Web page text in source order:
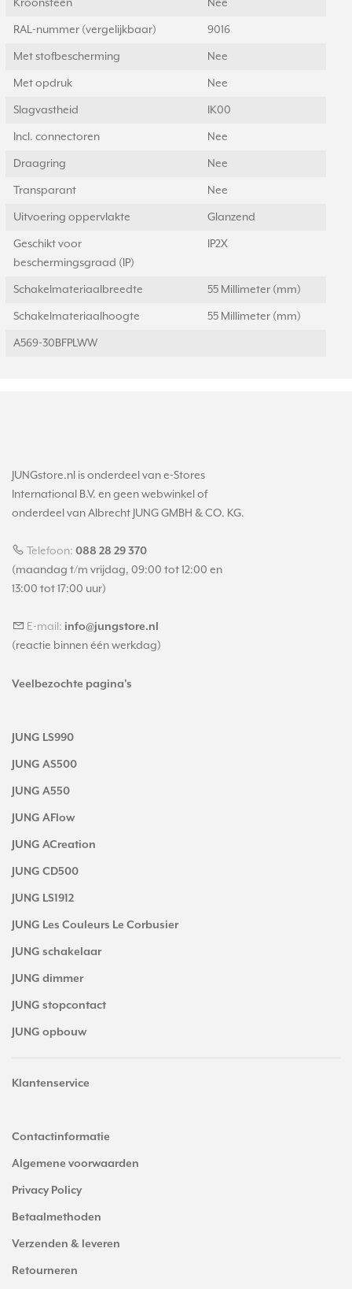
Kroonsteen Nee
RAL-nummer (vergelijkbaar) 9016
Met stofbescherming Nee
Met opdruk Nee
Slagvastheid IK00
Incl. connectoren Nee
Draagring Nee
Transparant Nee
Uitvoering oppervlakte Glanzend
Geschikt voor
beschermingsgraad (IP)
IP2X
Schakelmateriaalbreedte 55 Millimeter (mm)
Schakelmateriaalhoogte 55 Millimeter (mm)
A569-30BFPLWW
JUNGstore.nl is onderdeel van e-Stores
International B.V. en geen webwinkel of
onderdeel van Albrecht JUNG GMBH & CO. KG.
Telefoon: 088 28 29 370
(maandag t/m vrijdag, 09:00 tot 12:00 en
13:00 tot 17:00 uur)
E-mail: info@jungstore.nl
(reactie binnen één werkdag)
Veelbezochte pagina's
JUNG LS990
JUNG AS500
JUNG A550
JUNG AFlow
JUNG ACreation
JUNG CD500
JUNG LS1912
JUNG Les Couleurs Le Corbusier
JUNG schakelaar
JUNG dimmer
JUNG stopcontact
JUNG opbouw
Klantenservice
Contactinformatie
Algemene voorwaarden
Privacy Policy
Betaalmethoden
Verzenden & leveren
Retourneren